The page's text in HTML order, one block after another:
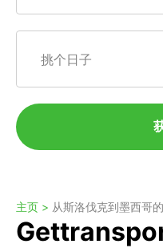
挑个日子
主页 > 从斯洛伐克到墨西哥